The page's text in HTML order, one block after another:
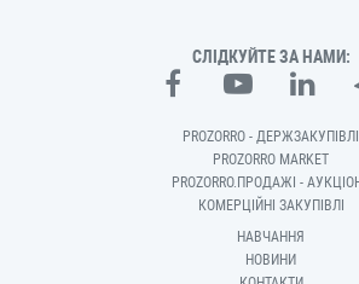
СЛІДКУЙТЕ ЗА НАМИ:
PROZORRO - ДЕРЖЗАКУПІВЛІ
PROZORRO MARKET
PROZORRO.ПРОДАЖІ -
КОМЕРЦІЙНІ ЗАКУПІВЛІ
НАВЧАННЯ
НОВИНИ